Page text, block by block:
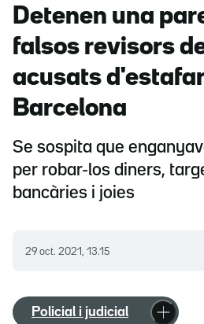
Detenen una
falsos revisors
acusats
Barcelona
Se sospita que
per robar-los diners,
bancàries i joies
29 oct. 2021, 13.15
Policial i judicial